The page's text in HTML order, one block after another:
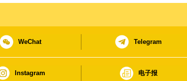
WeChat Telegram
Instagram 电子报